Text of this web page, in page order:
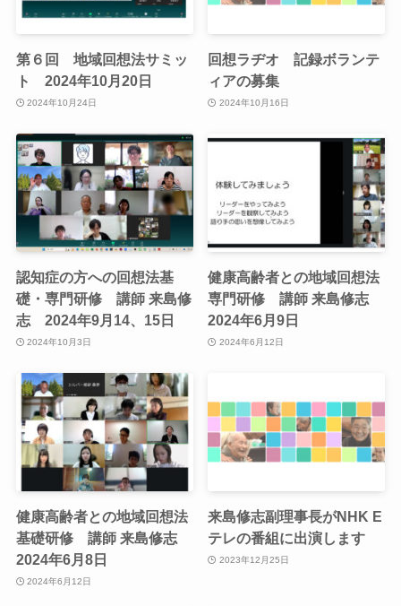
第６回 地域回想法サミッ
ト 2024年10月20日
2024年10月24日
回想ラヂオ 記録ボランテ
ィアの募集
2024年10月16日
認知症の方への回想法基
礎・専門研修 講師 来島修
志 2024年9月14、15日
2024年10月3日
健康高齢者との地域回想法
専門研修 講師 来島修志
2024年6月9日
2024年6月12日
健康高齢者との地域回想法
基礎研修 講師 来島修志
2024年6月8日
2024年6月12日
来島修志副理事長がNHK E
テレの番組に出演します
2023年12月25日